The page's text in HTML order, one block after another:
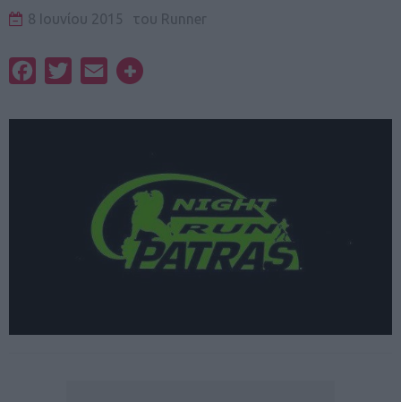
8 Ιουνίου 2015 του Runner
FacebookTwitterEmail